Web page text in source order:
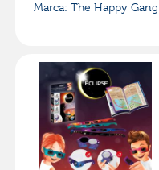
Marca: The Happy Gang